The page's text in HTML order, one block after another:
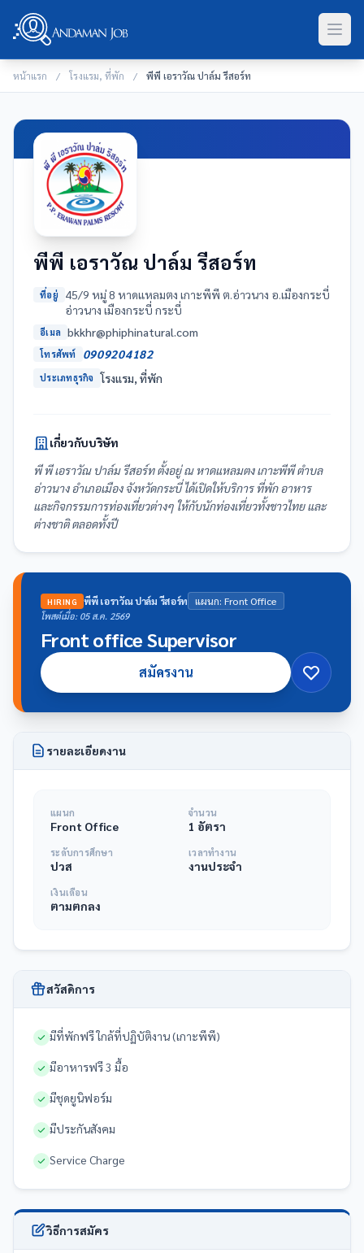
หน้าแรก / โรงแรม, ที่พัก / พีพี เอราวัณ ปาล์ม รีสอร์ท
พีพี เอราวัณ ปาล์ม รีสอร์ท
ที่อยู่
45/9 หมู่ 8 หาดแหลมตง เกาะพีพี ต.อ่าวนาง อ.เมืองกระบี่
อ่าวนาง เมืองกระบี่ กระบี่
อีเมล moc.larutanihpihp@rhkkb
โทรศัพท์ 0909204182
ประเภทธุรกิจ โรงแรม, ที่พัก
เกี่ยวกับบริษัท
พี พี เอราวัณ ปาล์ม รีสอร์ท ตั้งอยู่ ณ หาดแหลมตง เกาะพีพี ตำบล
อ่าวนาง อำเภอเมือง จังหวัดกระบี่ ได้เปิดให้บริการ ที่พัก อาหาร
และกิจกรรมการท่องเที่ยวต่างๆ ให้กับนักท่องเที่ยวทั้งชาวไทย และ
ต่างชาติ ตลอดทั้งปี
HIRING พีพี เอราวัณ ปาล์ม รีสอร์ท แผนก: Front Office
โพสต์เมื่อ: 05 ส.ค. 2569
Front office Supervisor
สมัครงาน
รายละเอียดงาน
แผนก
Front Office
จำนวน
1 อัตรา
ระดับการศึกษา
ปวส
เวลาทำงาน
งานประจำ
เงินเดือน
ตามตกลง
สวัสดิการ
มีที่พักฟรี ใกล้ที่ปฏิบัติงาน (เกาะพีพี)
มีอาหารฟรี 3 มื้อ
มีชุดยูนิฟอร์ม
มีประกันสังคม
Service Charge
วิธีการสมัคร